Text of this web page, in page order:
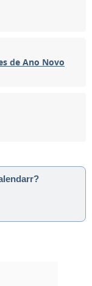
de Ano Novo